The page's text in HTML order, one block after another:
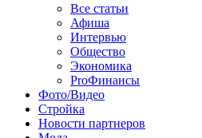
Все статьи
Афиша
Интервью
Общество
Экономика
ProФинансы
Фото/Видео
Стройка
Новости партнеров